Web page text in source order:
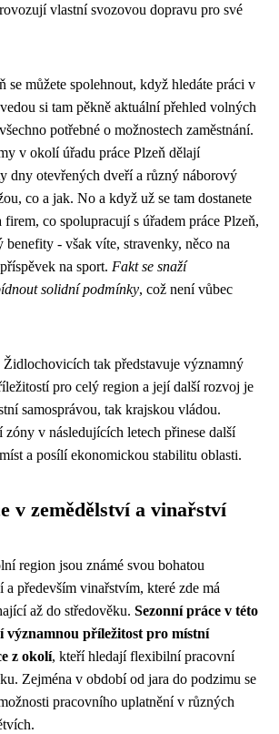
vlastní svozovou dopravu pro své
se můžete spolehnout, když hledáte práci v
si tam pěkně aktuální přehled volných
potřebné o možnostech zaměstnání.
v okolí úřadu práce Plzeň dělají
dny otevřených dveří a různý náborový
co a jak. No a když už se tam dostanete
firem, co spolupracují s úřadem práce Plzeň,
benefity - však víte, stravenky, něco na
na sport. Fakt se snaží
solidní podmínky, což není vůbec
tak představuje významný
pro celý region a její další rozvoj je
samosprávou, tak krajskou vládou.
zóny v následujících letech přinese další
a posílí ekonomickou stabilitu oblasti.
v zemědělství a vinařství
region jsou známé svou bohatou
a především vinařstvím, které zde má
až do středověku. Sezonní práce v této
významnou příležitost pro místní
z okolí, kteří hledají flexibilní pracovní
Zejména v období od jara do podzimu se
pracovního uplatnění v různých